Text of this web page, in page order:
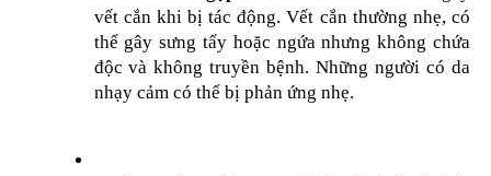
vết cắn khi bị tác động. Vết cắn thường nhẹ, có
thể gây sưng tấy hoặc ngứa nhưng không chứa
độc và không truyền bệnh. Những người có da
nhạy cảm có thể bị phản ứng nhẹ.